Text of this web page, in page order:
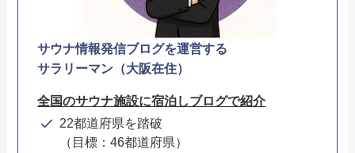
サウナ情報発信ブログを運営する
サラリーマン（大阪在住）
全国のサウナ施設に宿泊しブログで紹介
22都道府県を踏破
（目標：46都道府県）